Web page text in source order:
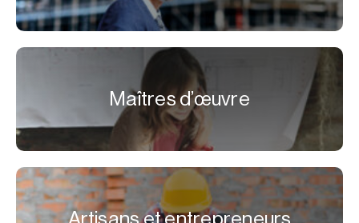
Maîtres d’œuvre
Artisans et entrepreneurs